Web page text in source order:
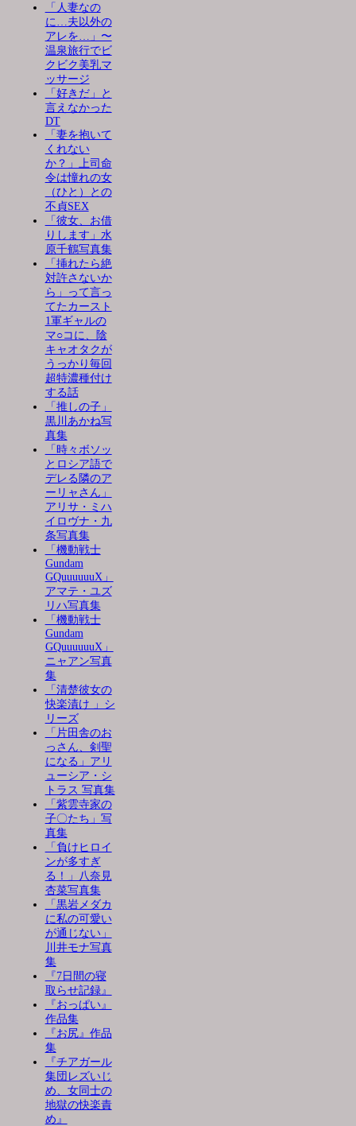
「人妻なの
に…夫以外の
アレを…」〜
温泉旅行でビ
クビク美乳マ
ッサージ
「好きだ」と
言えなかった
DT
「妻を抱いて
くれない
か？」上司命
令は憧れの女
（ひと）との
不貞SEX
「彼女、お借
りします」水
原千鶴写真集
「挿れたら絶
対許さないか
ら」って言っ
てたカースト
1軍ギャルの
マ○コに、陰
キャオタクが
うっかり毎回
超特濃種付け
する話
「推しの子」
黒川あかね写
真集
「時々ボソッ
とロシア語で
デレる隣のア
ーリャさん」
アリサ・ミハ
イロヴナ・九
条写真集
「機動戦士
Gundam
GQuuuuuuX」
アマテ・ユズ
リハ写真集
「機動戦士
Gundam
GQuuuuuuX」
ニャアン写真
集
「清楚彼女の
快楽漬け 」シ
リーズ
「片田舎のお
っさん、剣聖
になる」アリ
ューシア・シ
トラス 写真集
「紫雲寺家の
子〇たち」写
真集
「負けヒロイ
ンが多すぎ
る！」八奈見
杏菜写真集
「黒岩メダカ
に私の可愛い
が通じない」
川井モナ写真
集
『7日間の寝
取らせ記録』
『おっぱい』
作品集
『お尻』作品
集
『チアガール
集団レズいじ
め、女同士の
地獄の快楽責
め』